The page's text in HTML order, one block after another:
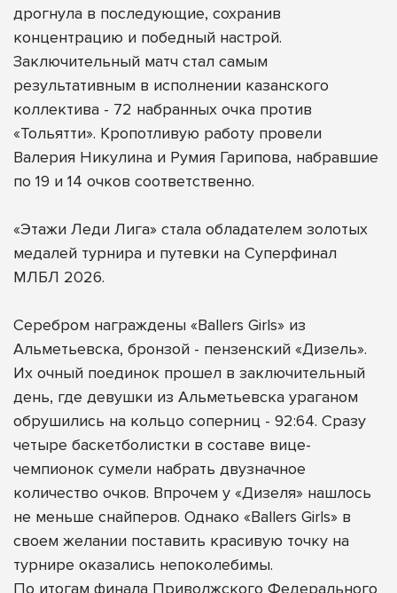
дрогнула в последующие, сохранив
концентрацию и победный настрой.
Заключительный матч стал самым
результативным в исполнении казанского
коллектива - 72 набранных очка против
«Тольятти». Кропотливую работу провели
Валерия Никулина и Румия Гарипова, набравшие
по 19 и 14 очков соответственно.
«Этажи Леди Лига» стала обладателем золотых
медалей турнира и путевки на Суперфинал
МЛБЛ 2026.
Серебром награждены «Ballers Girls» из
Альметьевска, бронзой - пензенский «Дизель».
Их очный поединок прошел в заключительный
день, где девушки из Альметьевска ураганом
обрушились на кольцо соперниц - 92:64. Сразу
четыре баскетболистки в составе вице-
чемпионок сумели набрать двузначное
количество очков. Впрочем у «Дизеля» нашлось
не меньше снайперов. Однако «Ballers Girls» в
своем желании поставить красивую точку на
турнире оказались непоколебимы.
По итогам финала Приволжского Федерального